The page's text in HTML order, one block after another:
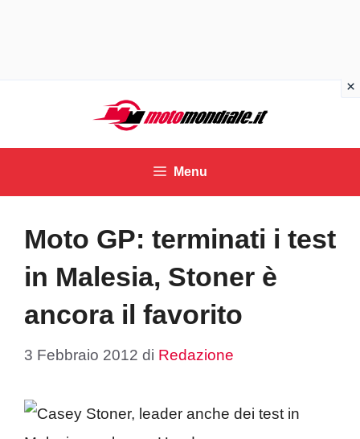
contenuto
Menu
Moto GP: terminati i test
in Malesia, Stoner è
ancora il favorito
3 Febbraio 2012 di Redazione